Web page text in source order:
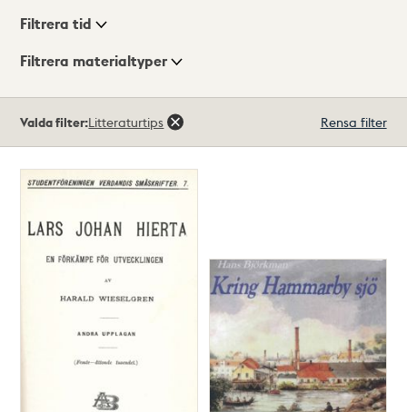
Visningsläge
Filtrera tid
Filtrera materialtyper
träffar
Valda filter:Litteraturtips Rensa filter